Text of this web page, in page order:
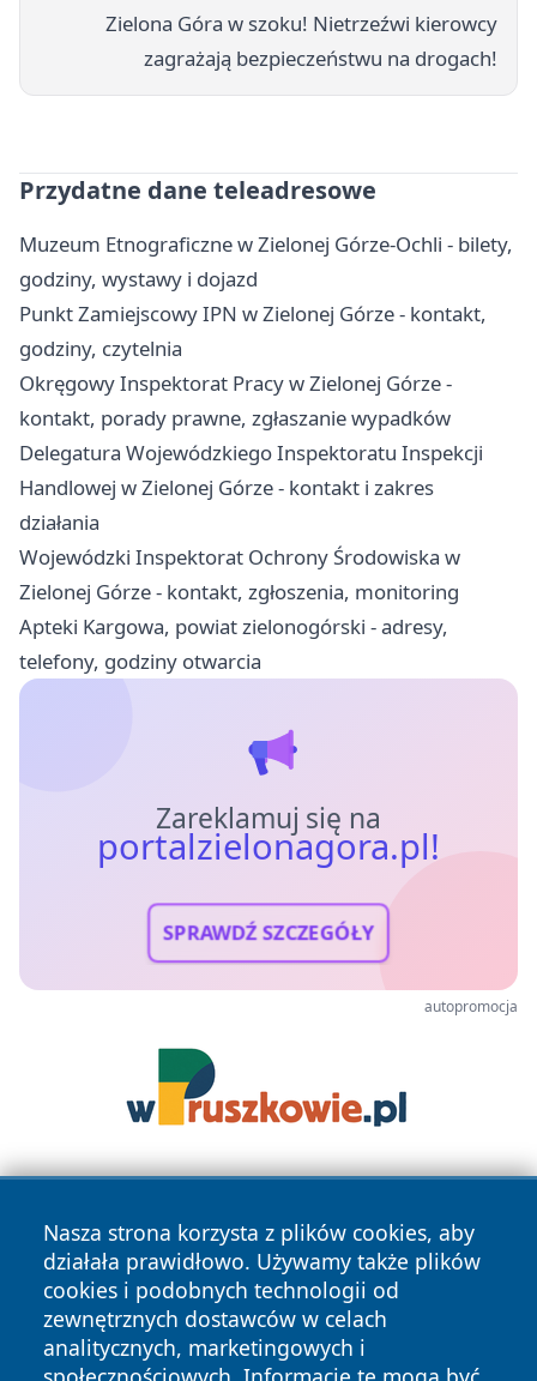
Zielona Góra w szoku! Nietrzeźwi kierowcy
zagrażają bezpieczeństwu na drogach!
Przydatne dane teleadresowe
Muzeum Etnograficzne w Zielonej Górze-Ochli - bilety,
godziny, wystawy i dojazd
Punkt Zamiejscowy IPN w Zielonej Górze - kontakt,
godziny, czytelnia
Okręgowy Inspektorat Pracy w Zielonej Górze -
kontakt, porady prawne, zgłaszanie wypadków
Delegatura Wojewódzkiego Inspektoratu Inspekcji
Handlowej w Zielonej Górze - kontakt i zakres
działania
Wojewódzki Inspektorat Ochrony Środowiska w
Zielonej Górze - kontakt, zgłoszenia, monitoring
Apteki Kargowa, powiat zielonogórski - adresy,
telefony, godziny otwarcia
Zareklamuj się na
portalzielonagora.pl!
SPRAWDŹ SZCZEGÓŁY
autopromocja
Nasza strona korzysta z plików cookies, aby
działała prawidłowo. Używamy także plików
cookies i podobnych technologii od
zewnętrznych dostawców w celach
analitycznych, marketingowych i
Copyright © 2026 portalzielonagora.pl Wszystkie prawa
zastrzeżone.